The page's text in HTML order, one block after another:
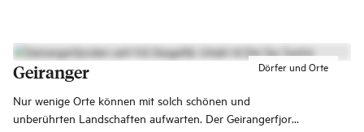
majestätischsten Gipfel Fjord Norwegens.
Dörfer und Orte
Geiranger
Nur wenige Orte können mit solch schönen und
unberührten Landschaften aufwarten. Der Geirangerfjord